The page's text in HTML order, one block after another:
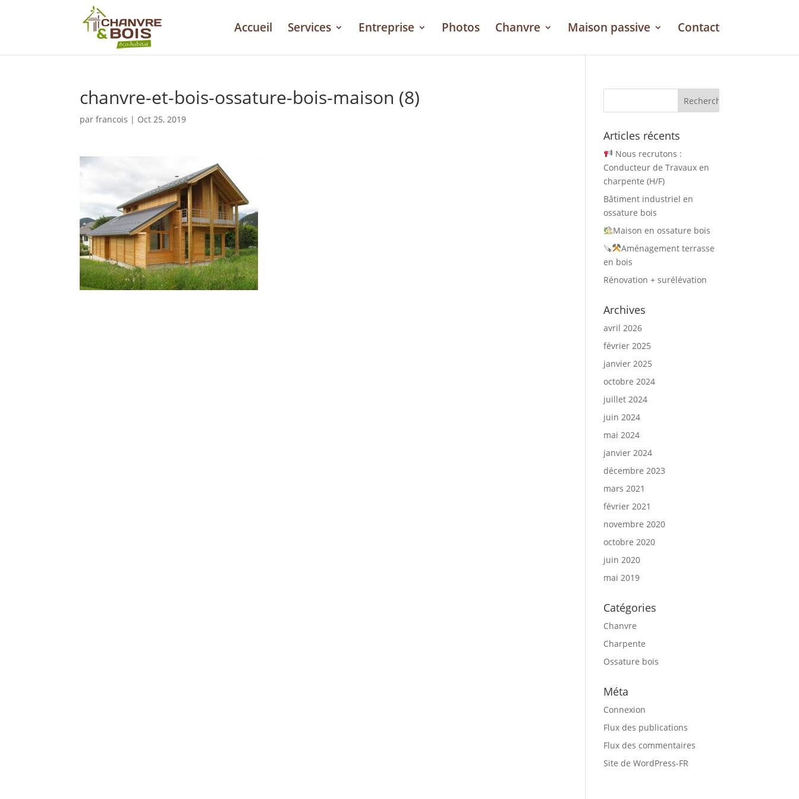
Accueil Services Entreprise Photos Chanvre Maison passive Contact
chanvre-et-bois-ossature-bois-maison (8)
parfrancois | Oct 25, 2019
Articles récents
Nous recrutons :
Conducteur de Travaux en
charpente (H/F)
Bâtiment industriel en
ossature bois
Maison en ossature bois
🪚
Aménagement terrasse
en bois
Rénovation + surélévation
Archives
avril 2026
février 2025
janvier 2025
octobre 2024
juillet 2024
juin 2024
mai 2024
janvier 2024
décembre 2023
mars 2021
février 2021
novembre 2020
octobre 2020
juin 2020
mai 2019
Catégories
Chanvre
Charpente
Ossature bois
Méta
Connexion
Flux des publications
Flux des commentaires
Site de WordPress-FR